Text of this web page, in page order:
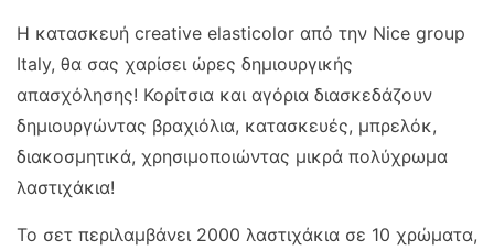
Η κατασκευή creative elasticolor από την Nice group
Italy, θα σας χαρίσει ώρες δημιουργικής
απασχόλησης! Κορίτσια και αγόρια διασκεδάζουν
δημιουργώντας βραχιόλια, κατασκευές, μπρελόκ,
διακοσμητικά, χρησιμοποιώντας μικρά πολύχρωμα
λαστιχάκια!
Το σετ περιλαμβάνει 2000 λαστιχάκια σε 10 χρώματα,